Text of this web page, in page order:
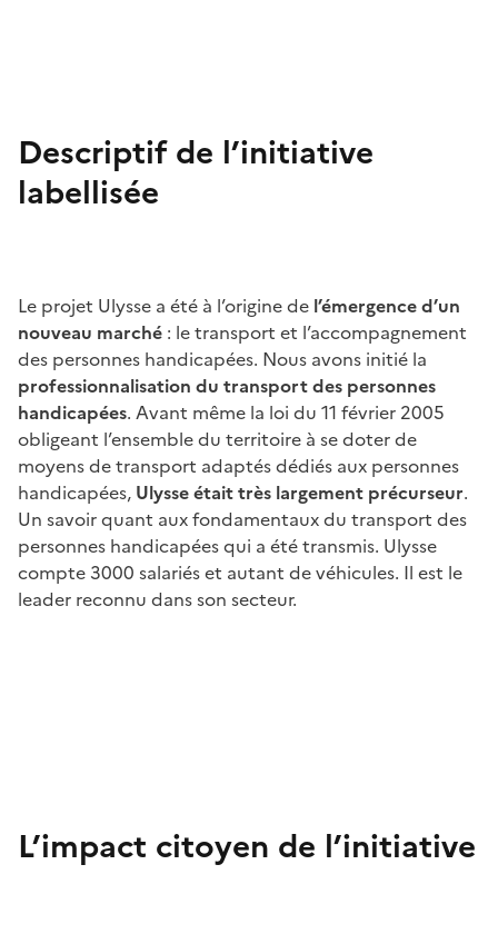
Descriptif de l’initiative
labellisée
Le projet Ulysse a été à l’origine de l’émergence d’un
nouveau marché : le transport et l’accompagnement
des personnes handicapées. Nous avons initié la
professionnalisation du transport des personnes
handicapées. Avant même la loi du 11 février 2005
obligeant l’ensemble du territoire à se doter de
moyens de transport adaptés dédiés aux personnes
handicapées, Ulysse était très largement précurseur.
Un savoir quant aux fondamentaux du transport des
personnes handicapées qui a été transmis. Ulysse
compte 3000 salariés et autant de véhicules. Il est le
leader reconnu dans son secteur.
L’impact citoyen de l’initiative